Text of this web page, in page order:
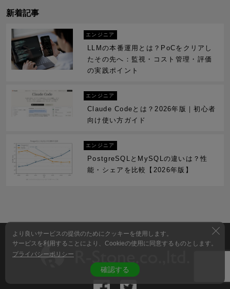
新着記事
エンジニア
LLMの本番運用とは？PoCをクリアし
たその先へ：監視・コスト管理・評価
の実践ポイント
エンジニア
Claude Codeとは？2026年版｜初心者
向け使い方ガイド
エンジニア
PostgreSQLとMySQLの違いは？性
能・シェアを比較【2026年版】
より良いサービスの提供のためにクッキーを使用します。
サービスを利用することにより、Cookieの使用に同意するものとします。
プライバシーポリシー
確認する